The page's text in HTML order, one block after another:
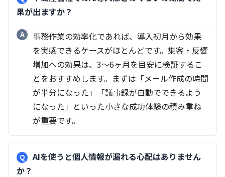
果が出ますか？
事務作業の効率化であれば、導入初月から効果
を実感できるケースがほとんどです。集客・反響
増加への効果は、3〜6ヶ月を目安に検証するこ
とをおすすめします。まずは「メール作成の時間
が半分になった」「議事録が自動でできるよう
になった」といった小さな成功体験の積み重ね
が重要です。
AIを使うと個人情報が漏れる心配はありません
か？